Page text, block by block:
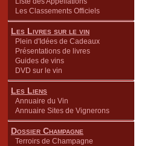
Les Classements Officiels
Les Livres sur le vin
Plein d'Idées de Cadeaux
Présentations de livres
Guides de vins
DVD sur le vin
Les Liens
Annuaire du Vin
Annuaire Sites de Vignerons
Dossier Champagne
Terroirs de Champagne